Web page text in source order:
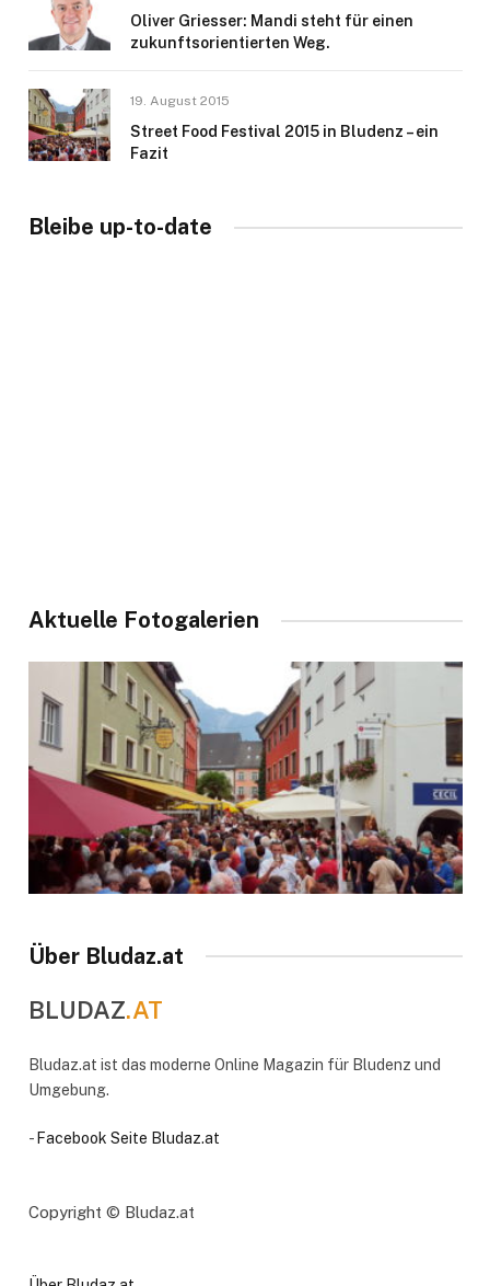
Oliver Griesser: Mandi steht für einen
zukunftsorientierten Weg.
19. August 2015
Street Food Festival 2015 in Bludenz – ein
Fazit
Bleibe up-to-date
Aktuelle Fotogalerien
Über Bludaz.at
BLUDAZ.AT
Bludaz.at ist das moderne Online Magazin für Bludenz und
Umgebung.
-Facebook Seite Bludaz.at
Copyright © Bludaz.at